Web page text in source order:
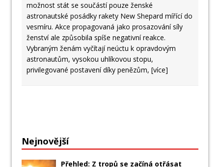
možnost stát se součástí pouze ženské
astronautské posádky rakety New Shepard mířící do
vesmíru. Akce propagovaná jako prosazování síly
ženství ale způsobila spíše negativní reakce.
Vybraným ženám vyčítají neúctu k opravdovým
astronautům, vysokou uhlíkovou stopu,
privilegované postavení díky penězům, [více]
Nejnovější
Přehled: Z tropů se začíná otřásat